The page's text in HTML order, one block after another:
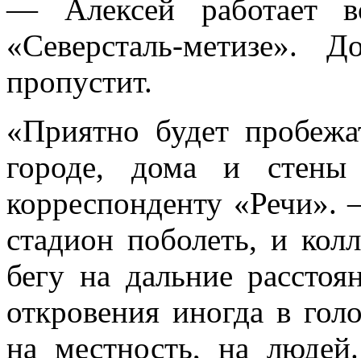
— Алексей работает
«Северсталь-метизе».
пропустит.
«Приятно будет
городе, дома и
корреспонденту
стадион поболеть, и
бегу на дальние
откровения иногда в
на местность, на